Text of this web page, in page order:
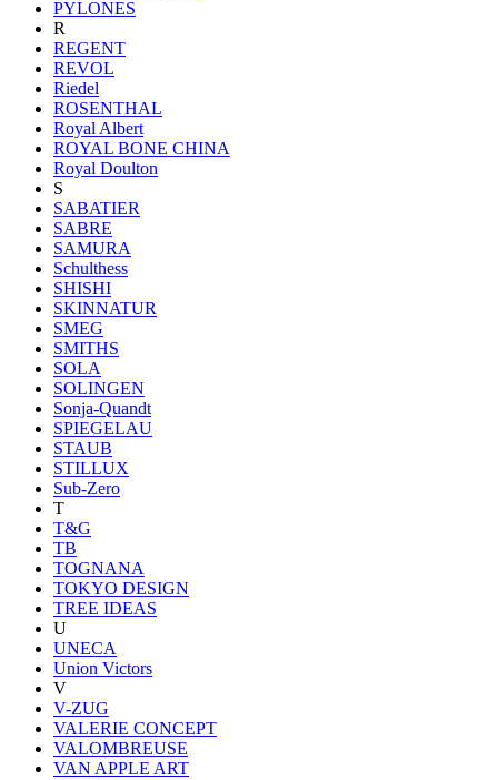
PYLONES
R
REGENT
REVOL
Riedel
ROSENTHAL
Royal Albert
ROYAL BONE CHINA
Royal Doulton
S
SABATIER
SABRE
SAMURA
Schulthess
SHISHI
SKINNATUR
SMEG
SMITHS
SOLA
SOLINGEN
Sonja-Quandt
SPIEGELAU
STAUB
STILLUX
Sub-Zero
T
T&G
TB
TOGNANA
TOKYO DESIGN
TREE IDEAS
U
UNECA
Union Victors
V
V-ZUG
VALERIE CONCEPT
VALOMBREUSE
VAN APPLE ART